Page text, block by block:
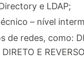
e LDAP;
– nível
de redes, como:
E